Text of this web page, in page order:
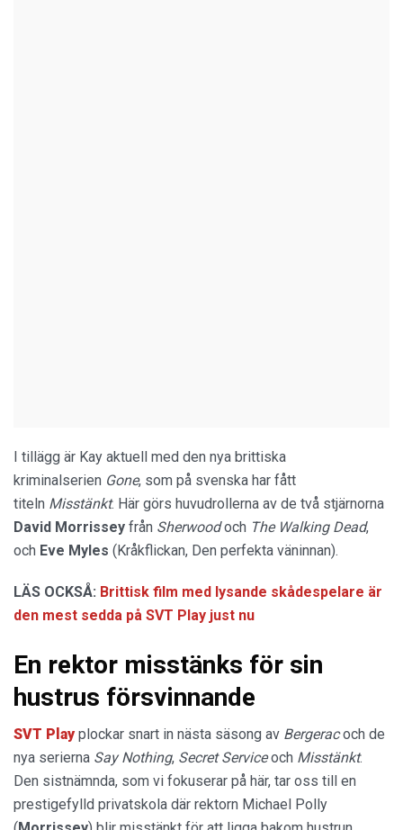
I tillägg är Kay aktuell med den nya brittiska
kriminalserien Gone, som på svenska har fått
titeln Misstänkt. Här görs huvudrollerna av de två stjärnorna
David Morrissey från Sherwoodoch The Walking Dead,
och Eve Myles (Kråkflickan, Den perfekta väninnan).
LÄS OCKSÅ: Brittisk film med lysande skådespelare är
den mest sedda på SVT Play just nu
En rektor misstänks för sin
hustrus försvinnande
SVT Playplockar snart in nästa säsong av Bergeracoch de
nya serierna Say Nothing, Secret Serviceoch Misstänkt.
Den sistnämnda, som vi fokuserar på här, tar oss till en
prestigefylld privatskola där rektorn Michael Polly